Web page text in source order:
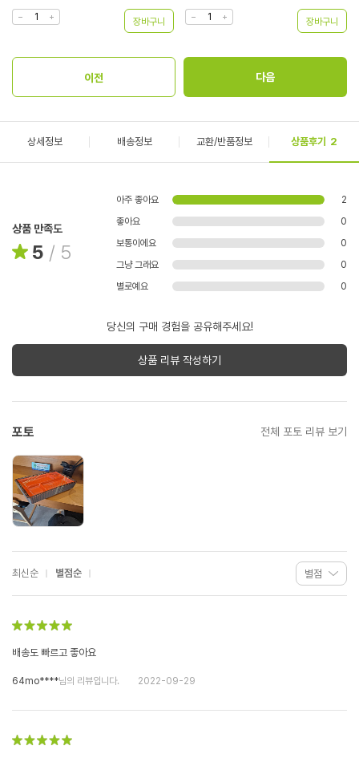
상세정보 배송정보 교환/반품정보 상품후기 2
상품 만족도
5 / 5
아주 좋아요
2
좋아요
0
보통이에요
0
그냥 그래요
0
별로예요
0
당신의 구매 경험을 공유해주세요!
상품 리뷰 작성하기
포토 전체 포토 리뷰 보기
최신순 별점순
배송도 빠르고 좋아요
64mo****님의 리뷰입니다. 2022-09-29